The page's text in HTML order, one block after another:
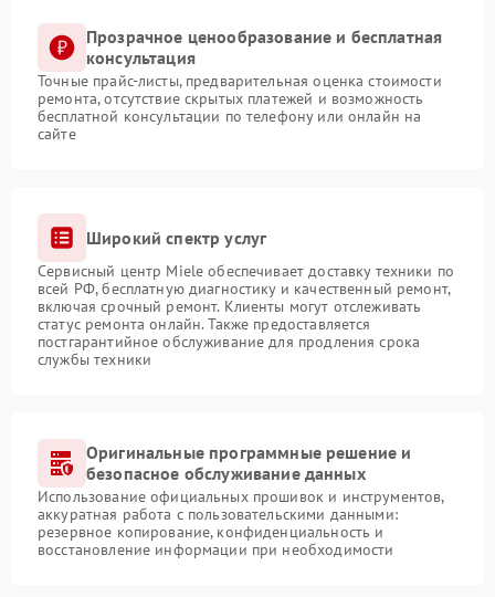
Прозрачное ценообразование и бесплатная
консультация
Точные прайс-листы, предварительная оценка стоимости
ремонта, отсутствие скрытых платежей и возможность
бесплатной консультации по телефону или онлайн на
сайте
Широкий спектр услуг
Сервисный центр Miele обеспечивает доставку техники по
всей РФ, бесплатную диагностику и качественный ремонт,
включая срочный ремонт. Клиенты могут отслеживать
статус ремонта онлайн. Также предоставляется
постгарантийное обслуживание для продления срока
службы техники
Оригинальные программные решение и
безопасное обслуживание данных
Использование официальных прошивок и инструментов,
аккуратная работа с пользовательскими данными:
резервное копирование, конфиденциальность и
восстановление информации при необходимости